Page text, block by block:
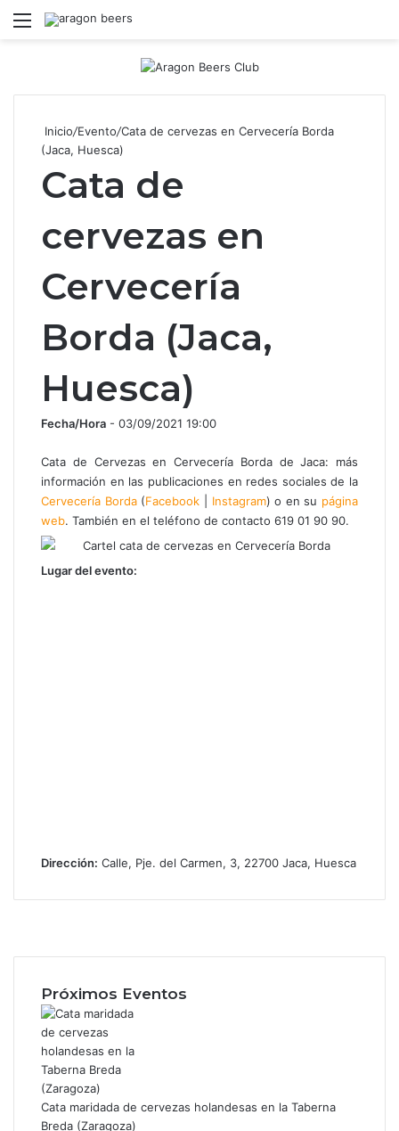
Menú
Inicio/Evento/Cata de cervezas en Cervecería Borda
(Jaca, Huesca)
Cata de
cervezas en
Cervecería
Borda (Jaca,
Huesca)
Fecha/Hora - 03/09/2021 19:00
Cata de Cervezas en Cervecería Borda de Jaca: más
información en las publicaciones en redes sociales de la
Cervecería Borda(Facebook Instagram) o en su página
web. También en el teléfono de contacto 619 01 90 90.
Lugar del evento:
Dirección: Calle, Pje. del Carmen, 3, 22700 Jaca, Huesca
Próximos Eventos
Cata maridada de cervezas holandesas en la Taberna
Breda (Zaragoza)